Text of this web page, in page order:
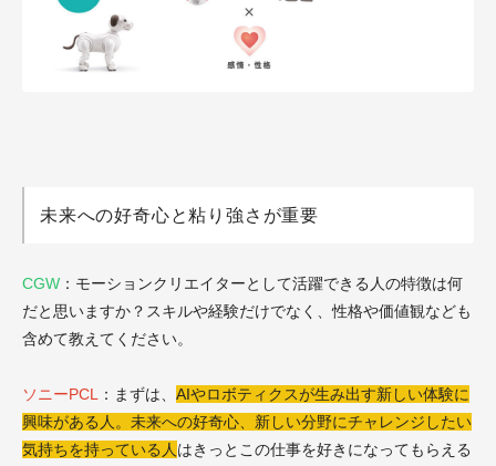
未来への好奇心と粘り強さが重要
CGW ：モーションクリエイターとして活躍できる人の特徴は何
だと思いますか？スキルや経験だけでなく、性格や価値観なども
含めて教えてください。
ソニーPCL ：まずは、 AIやロボティクスが生み出す新しい体験に
興味がある人。未来への好奇心、新しい分野にチャレンジしたい
気持ちを持っている人 はきっとこの仕事を好きになってもらえる